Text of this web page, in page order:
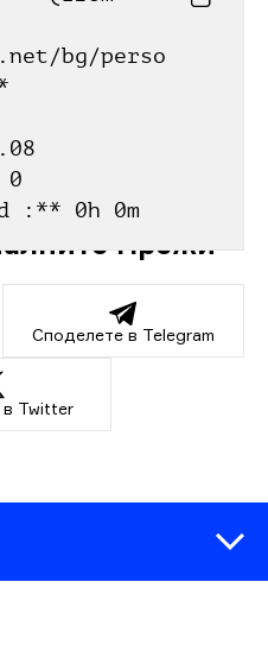
bg/perso
0
:** 0h 0m
мрежи
Споделете в Telegram
Twitter